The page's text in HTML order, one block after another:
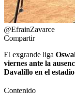
@EfrainZavarce
Compartir
El exgrande liga
viernes ante la
Davalillo en el
Contenido